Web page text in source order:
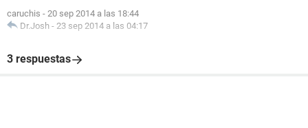
caruchis - 20 sep 2014 a las 18:44
Dr.Josh - 23 sep 2014 a las 04:17
3 respuestas